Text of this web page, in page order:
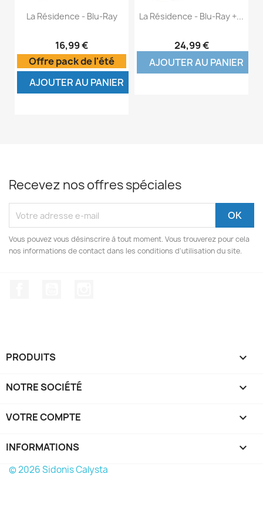
La Résidence - Blu-Ray
16,99 €
Offre pack de l'été
AJOUTER AU PANIER
La Résidence - Blu-Ray +...
24,99 €
AJOUTER AU PANIER
Recevez nos offres spéciales
Vous pouvez vous désinscrire à tout moment. Vous trouverez pour cela
nos informations de contact dans les conditions d'utilisation du site.
PRODUITS 
NOTRE SOCIÉTÉ 
VOTRE COMPTE 
INFORMATIONS keyboard_arrow_down
© 2026 Sidonis Calysta